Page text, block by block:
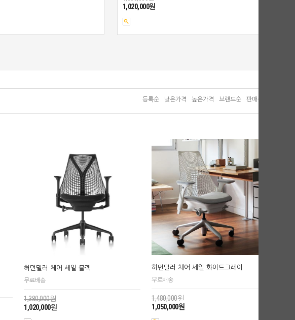
1,020,000원
등록순 낮은가격 높은가격 브랜드순 판매순
허먼밀러 체어 세일 블랙
무료배송
1,380,000원
1,020,000원
허먼밀러 체어 세일 화이트그레이
무료배송
1,480,000원
1,050,000원